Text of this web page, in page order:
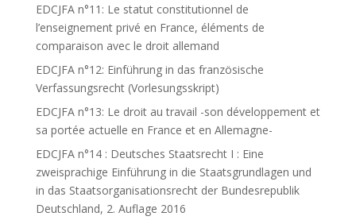
EDCJFA n°11: Le statut constitutionnel de
l’enseignement privé en France, éléments de
comparaison avec le droit allemand
EDCJFA n°12: Einführung in das französische
Verfassungsrecht (Vorlesungsskript)
EDCJFA n°13: Le droit au travail -son développement et
sa portée actuelle en France et en Allemagne-
EDCJFA n°14 : Deutsches Staatsrecht I : Eine
zweisprachige Einführung in die Staatsgrundlagen und
in das Staatsorganisationsrecht der Bundesrepublik
Deutschland, 2. Auflage 2016